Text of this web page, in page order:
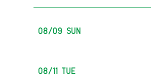
08/09 Sun
08/11 Tue